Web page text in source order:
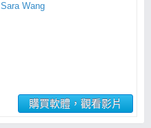
Sara Wang
購買軟體，觀看影片